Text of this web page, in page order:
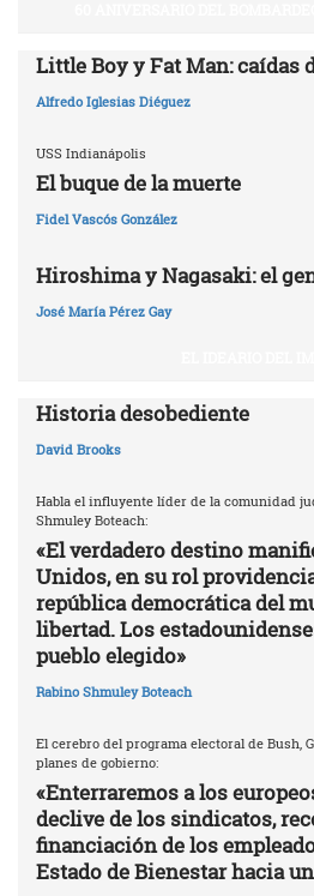
Little Boy y Fat Man: caídas
Alfredo Iglesias Diéguez
USS Indianápolis
El buque de la muerte
Fidel Vascós González
Hiroshima y Nagasaki: el
José María Pérez Gay
Historia desobediente
David Brooks
Habla el influyente líder de la comunidad
Shmuley Boteach:
«El verdadero destino
Unidos, en su rol
república democrática del
libertad. Los
pueblo elegido»
Rabino Shmuley Boteach
El cerebro del programa electoral de Bush,
planes de gobierno:
«Enterraremos a los
declive de los sindicatos,
financiación de los
Estado de Bienestar hacia